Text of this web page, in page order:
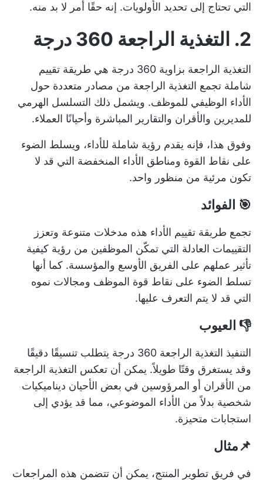
التي تحتاج إلى تحديد الأولويات. إنه حقًا أمر لا بد منه.
2. التغذية الراجعة 360 درجة
التغذية الراجعة بزاوية 360 درجة هي طريقة تقييم
شاملة تجمع التغذية الراجعة من مصادر متعددة حول
الأداء الوظيفي للموظف. ويشمل ذلك التسلسل الهرمي
للمديرين والأقران والتقارير المباشرة وأحيانًا العملاء.
وفوق هذا، فإنه يقدم رؤية شاملة للأداء، ويسلط الضوء
على نقاط القوة ومناطق الأداء المنخفضة التي قد لا
تكون مرئية من منظور واحد.
🎯 الفوائد
تجمع طريقة تقييم الأداء هذه مدخلات متنوعة وتعزز
التقييمات العادلة التي تمكّن الموظفين من رؤية كيفية
تأثير عملهم على الفريق الأوسع والمؤسسة. كما أنها
تسلط الضوء على نقاط قوة الموظف ومجالات نموه
التي قد لا يتم التعرف عليها.
👎 العيوب
التنفيذ التغذية الراجعة 360 درجة
يتطلب تنسيقًا دقيقًا
وقد يستغرق وقتًا طويلاً. يمكن أن تعكس التغذية الراجعة
من الأقران أو المرؤوسين في بعض الأحيان ديناميكيات
شخصية بدلاً من الأداء الموضوعي، مما قد يؤدي إلى
استجابات متحيزة.
📌مثال
في فريق تطوير المنتج، يمكن أن تتضمن هذه المراجعات